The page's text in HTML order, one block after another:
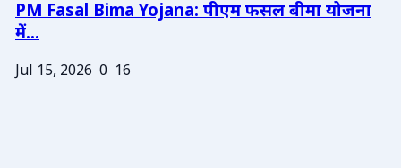
PM Fasal Bima Yojana: पीएम फसल बीमा योजना
में...
Jul 15, 2026 0 16